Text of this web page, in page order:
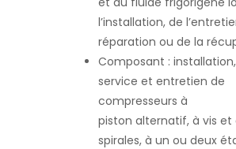
l’installation, de
réparation ou de la
Composant :
service et entretien de
compresseurs à
piston alternatif, à vis et
spirales, à un ou deux